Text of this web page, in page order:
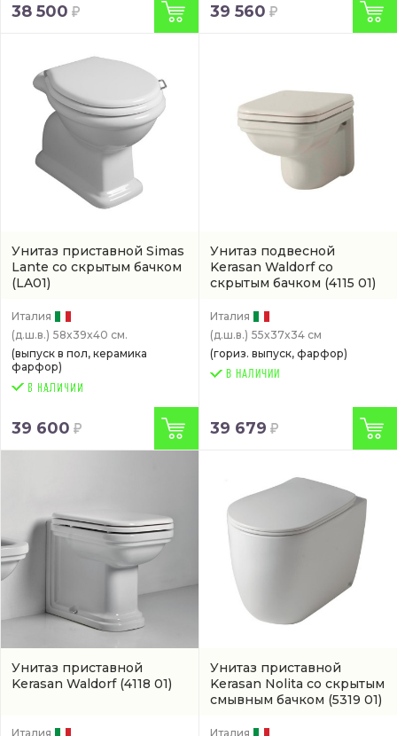
38 500 39 560
Унитаз приставной Simas
Lante со скрытым бачком
(LA01)
Италия
(д.ш.в.) 58x39x40 см.
(выпуск в пол, керамика
фарфор)
39 600
Унитаз подвесной
Kerasan Waldorf со
скрытым бачком (4115 01)
Италия
(д.ш.в.) 55x37x34 см
(гориз. выпуск, фарфор)
В НАЛИЧИИ
39 679
Унитаз приставной
Kerasan Waldorf (4118 01)
Италия
Унитаз приставной
Kerasan Nolita со скрытым
смывным бачком (5319 01)
Италия